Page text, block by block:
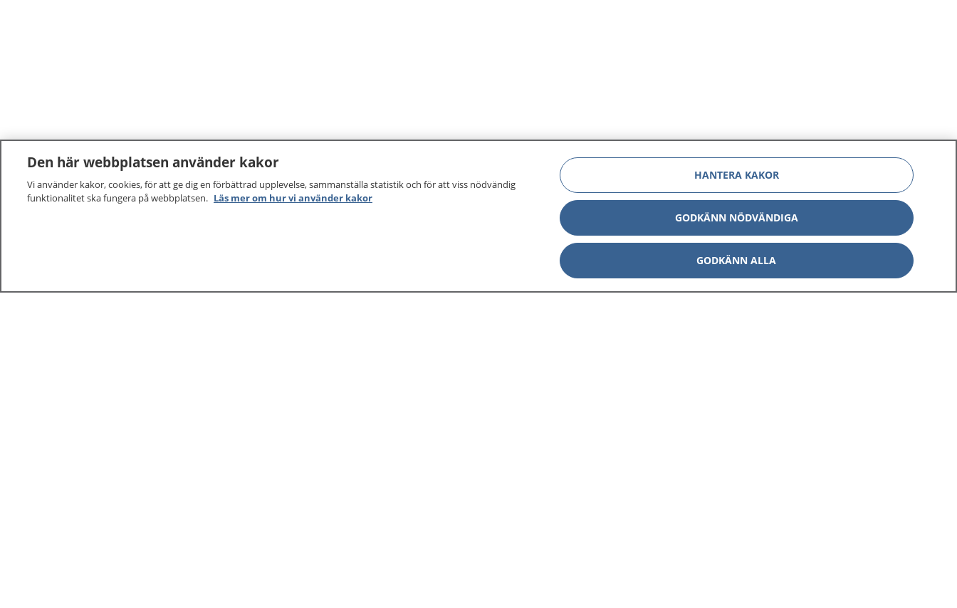
Den här webbplatsen använder kakor
Vi använder kakor, cookies, för att ge dig en förbättrad upplevelse, sammanställa statistik och för att viss nödvändig
funktionalitet ska fungera på webbplatsen. Läs mer om hur vi använder kakor
HANTERA KAKOR
GODKÄNN NÖDVÄNDIGA
GODKÄNN ALLA